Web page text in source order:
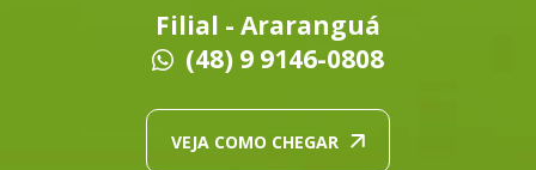
Filial - Araranguá
(48) 9 9146-0808
VEJA COMO CHEGAR